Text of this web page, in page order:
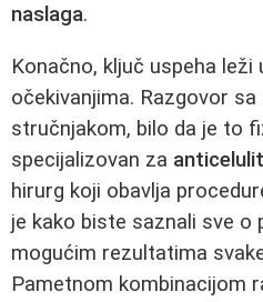
naslaga.
Konačno, ključ uspeha leži
očekivanjima. Razgovor
stručnjakom, bilo da je to
specijalizovan za
hirurg koji obavlja
je kako biste saznali sve o
mogućim rezultatima
Pametnom kombinacijom